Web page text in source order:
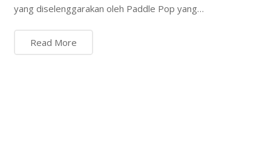
yang diselenggarakan oleh Paddle Pop yang…
Read More